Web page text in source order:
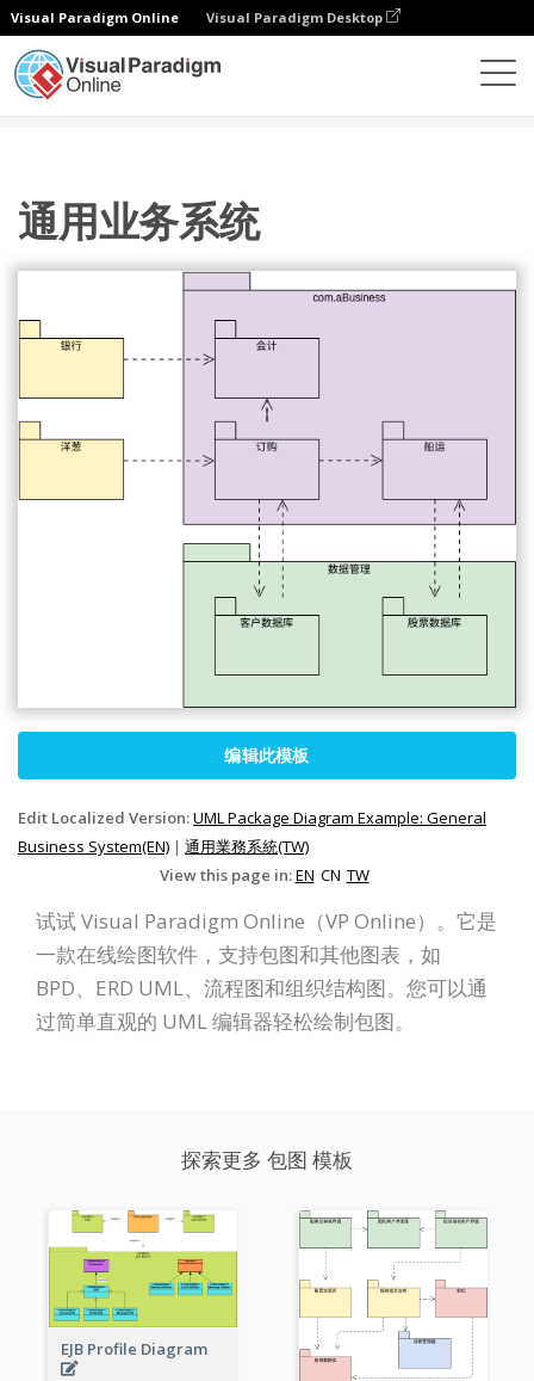
Visual Paradigm Online Visual Paradigm Desktop
通用业务系统
编辑此模板
Edit Localized Version:UML Package Diagram Example: General
Business System(EN) | 通用業務系統(TW)
View this page in:EN CN TW
试试 Visual Paradigm Online（VP Online）。它是
一款在线绘图软件，支持包图和其他图表，如
BPD、ERD UML、流程图和组织结构图。您可以通
过简单直观的 UML 编辑器轻松绘制包图。
探索更多 包图 模板
EJB Profile Diagram